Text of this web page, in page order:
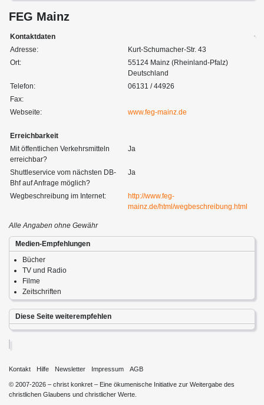
FEG Mainz
Kontaktdaten
Adresse:
Kurt-Schumacher-Str. 43
Ort:
55124 Mainz (Rheinland-Pfalz)
Deutschland
Telefon:
06131 / 44926
Fax:
Webseite:
www.feg-mainz.de
Erreichbarkeit
Mit öffentlichen Verkehrsmitteln
erreichbar?
Ja
Shuttleservice vom nächsten DB-
Bhf auf Anfrage möglich?
Ja
Wegbeschreibung im Internet:
http://www.feg-
mainz.de/html/wegbeschreibung.html
Alle Angaben ohne Gewähr
Medien-Empfehlungen
Bücher
TV und Radio
Filme
Zeitschriften
Diese Seite weiterempfehlen
Kontakt Hilfe Newsletter Impressum AGB
© 2007-2026 – christ konkret – Eine ökumenische Initiative zur Weitergabe des
christlichen Glaubens und christlicher Werte.